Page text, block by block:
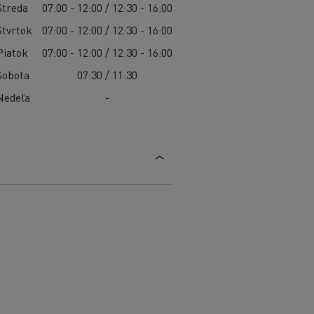
07:00 - 12:00 / 12:30 - 16:00
07:00 - 12:00 / 12:30 - 16:00
07:00 - 12:00 / 12:30 - 16:00
07:30 / 11:30
-